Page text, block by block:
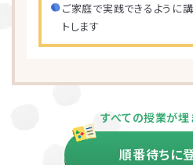
ご家庭で実践できるように
トします
すべての授業が埋
順番待ちに